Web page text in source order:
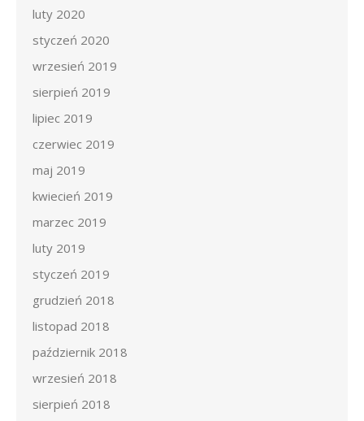
luty 2020
styczeń 2020
wrzesień 2019
sierpień 2019
lipiec 2019
czerwiec 2019
maj 2019
kwiecień 2019
marzec 2019
luty 2019
styczeń 2019
grudzień 2018
listopad 2018
październik 2018
wrzesień 2018
sierpień 2018